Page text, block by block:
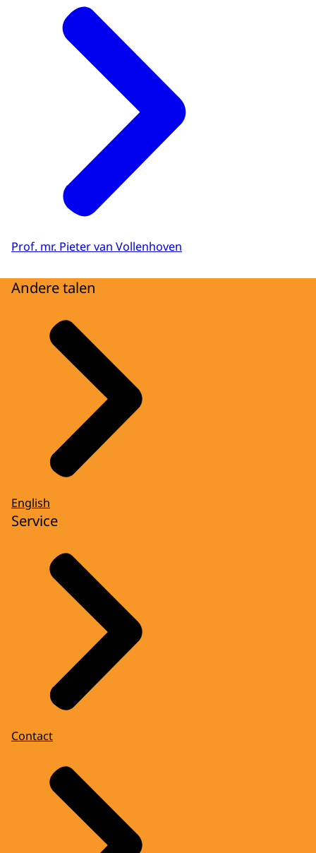
Prof. mr. Pieter van Vollenhoven
Andere talen
English
Service
Contact